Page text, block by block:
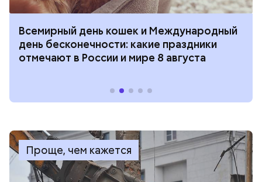
Всемирный день кошек и Международный
день бесконечности: какие праздники
отмечают в России и мире 8 августа
Проще, чем кажется